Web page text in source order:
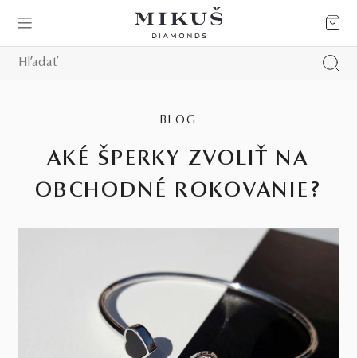
BLOG
AKÉ ŠPERKY ZVOLIŤ NA
OBCHODNÉ ROKOVANIE?